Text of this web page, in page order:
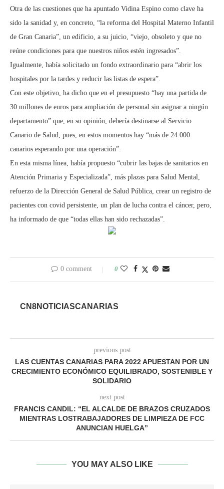
Otra de las cuestiones que ha apuntado Vidina Espino como clave ha
sido la sanidad y, en concreto, “la reforma del Hospital Materno Infantil
de Gran Canaria”, un edificio, a su juicio, “viejo, obsoleto y que no
reúne condiciones para que nuestros niños estén ingresados”.
Igualmente, había solicitado un fondo extraordinario para “abrir los
hospitales por la tardes y reducir las listas de espera”.
Con este objetivo, ha dicho que en el presupuesto “hay una partida de
30 millones de euros para ampliación de personal sin asignar a ningún
departamento” que, en su opinión, debería destinarse al Servicio
Canario de Salud, pues, en estos momentos hay “más de 24.000
canarios esperando por una operación”.
En esta misma línea, había propuesto “cubrir las bajas de sanitarios en
Atención Primaria y Especializada”, más plazas para Salud Mental,
refuerzo de la Dirección General de Salud Pública, crear un registro de
pacientes con covid persistente, un plan de lucha contra el cáncer, pero,
ha informado de que “todas ellas han sido rechazadas”.
0 comment 0
CN8NOTICIASCANARIAS
previous post
LAS CUENTAS CANARIAS PARA 2022 APUESTAN POR UN
CRECIMIENTO ECONÓMICO EQUILIBRADO, SOSTENIBLE Y
SOLIDARIO
next post
FRANCIS CANDIL: “EL ALCALDE DE BRAZOS CRUZADOS
MIENTRAS LOSTRABAJADORES DE LIMPIEZA DE FCC
ANUNCIAN HUELGA”
YOU MAY ALSO LIKE